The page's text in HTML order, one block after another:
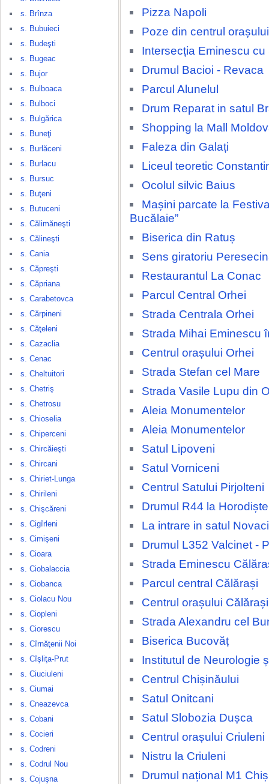
s. Brînza
s. Bubuieci
s. Budeşti
s. Bugeac
s. Bujor
s. Bulboaca
s. Bulboci
s. Bulgărica
s. Buneţi
s. Burlăceni
s. Burlacu
s. Bursuc
s. Buţeni
s. Butuceni
s. Călimăneşti
s. Călineşti
s. Cania
s. Căpreşti
s. Căpriana
s. Carabetovca
s. Cărpineni
s. Căţeleni
s. Cazaclia
s. Cenac
s. Cheltuitori
s. Chetriş
s. Chetrosu
s. Chioselia
s. Chiperceni
s. Chircăieşti
s. Chircani
s. Chiriet-Lunga
s. Chirileni
s. Chişcăreni
s. Cigîrleni
s. Cimişeni
s. Cioara
s. Ciobalaccia
s. Ciobanca
s. Ciolacu Nou
s. Ciopleni
s. Ciorescu
s. Cîrnăţenii Noi
s. Cîşliţa-Prut
s. Ciuciuleni
s. Ciumai
s. Cneazevca
s. Cobani
s. Cocieri
s. Codreni
s. Codrul Nou
s. Cojuşna
Pizza Napoli
Poze din centrul
Intersecția Eminescu cu
Drumul Bacioi - Revaca
Parcul Alunelul
Drum Reparat in satul
Shopping la Mall
Faleza din Galați
Liceul teoretic
Ocolul silvic Baius
Mașini parcate la
Bucălaie”
Biserica din Ratuș
Sens giratoriu
Restaurantul La Conac
Parcul Central Orhei
Strada Centrala Orhei
Strada Mihai Eminescu
Centrul orașului Orhei
Strada Stefan cel Mare
Strada Vasile Lupu din
Aleia Monumentelor
Aleia Monumentelor
Satul Lipoveni
Satul Vorniceni
Centrul Satului Pirjolteni
Drumul R44 la Horodiște
La intrare in satul Novaci
Drumul L352 Valcinet -
Strada Eminescu
Parcul central Călărași
Centrul orașului Călărași
Strada Alexandru cel
Biserica Bucovăț
Institutul de Neurologie
Centrul Chișinăului
Satul Onitcani
Satul Slobozia Dușca
Centrul orașului Criuleni
Nistru la Criuleni
Drumul național M1